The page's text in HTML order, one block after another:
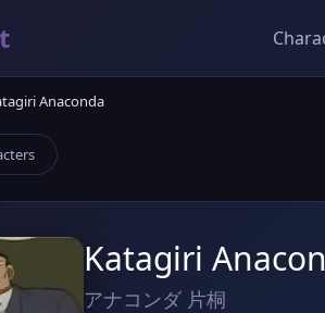
Anaconda
Katagiri
アナコンダ 片桐